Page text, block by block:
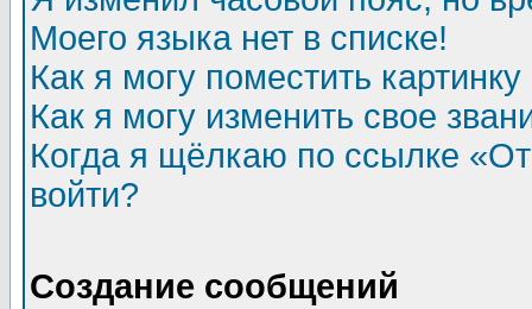
Моего языка нет в списке!
Как я могу поместить
Как я могу изменить свое
Когда я щёлкаю по ссылке
войти?
Создание сообщений